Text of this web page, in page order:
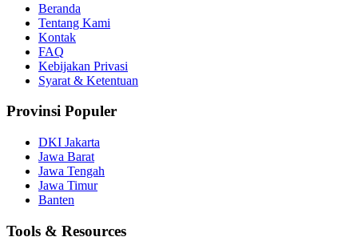
Beranda
Tentang Kami
Kontak
FAQ
Kebijakan Privasi
Syarat & Ketentuan
Provinsi Populer
DKI Jakarta
Jawa Barat
Jawa Tengah
Jawa Timur
Banten
Tools & Resources